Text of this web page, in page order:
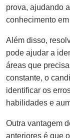
prova, ajudando
conhecimento
Além disso,
pode ajudar a
áreas que
constante, o
identificar os
habilidades e
Outra vantagem
anteriores é que